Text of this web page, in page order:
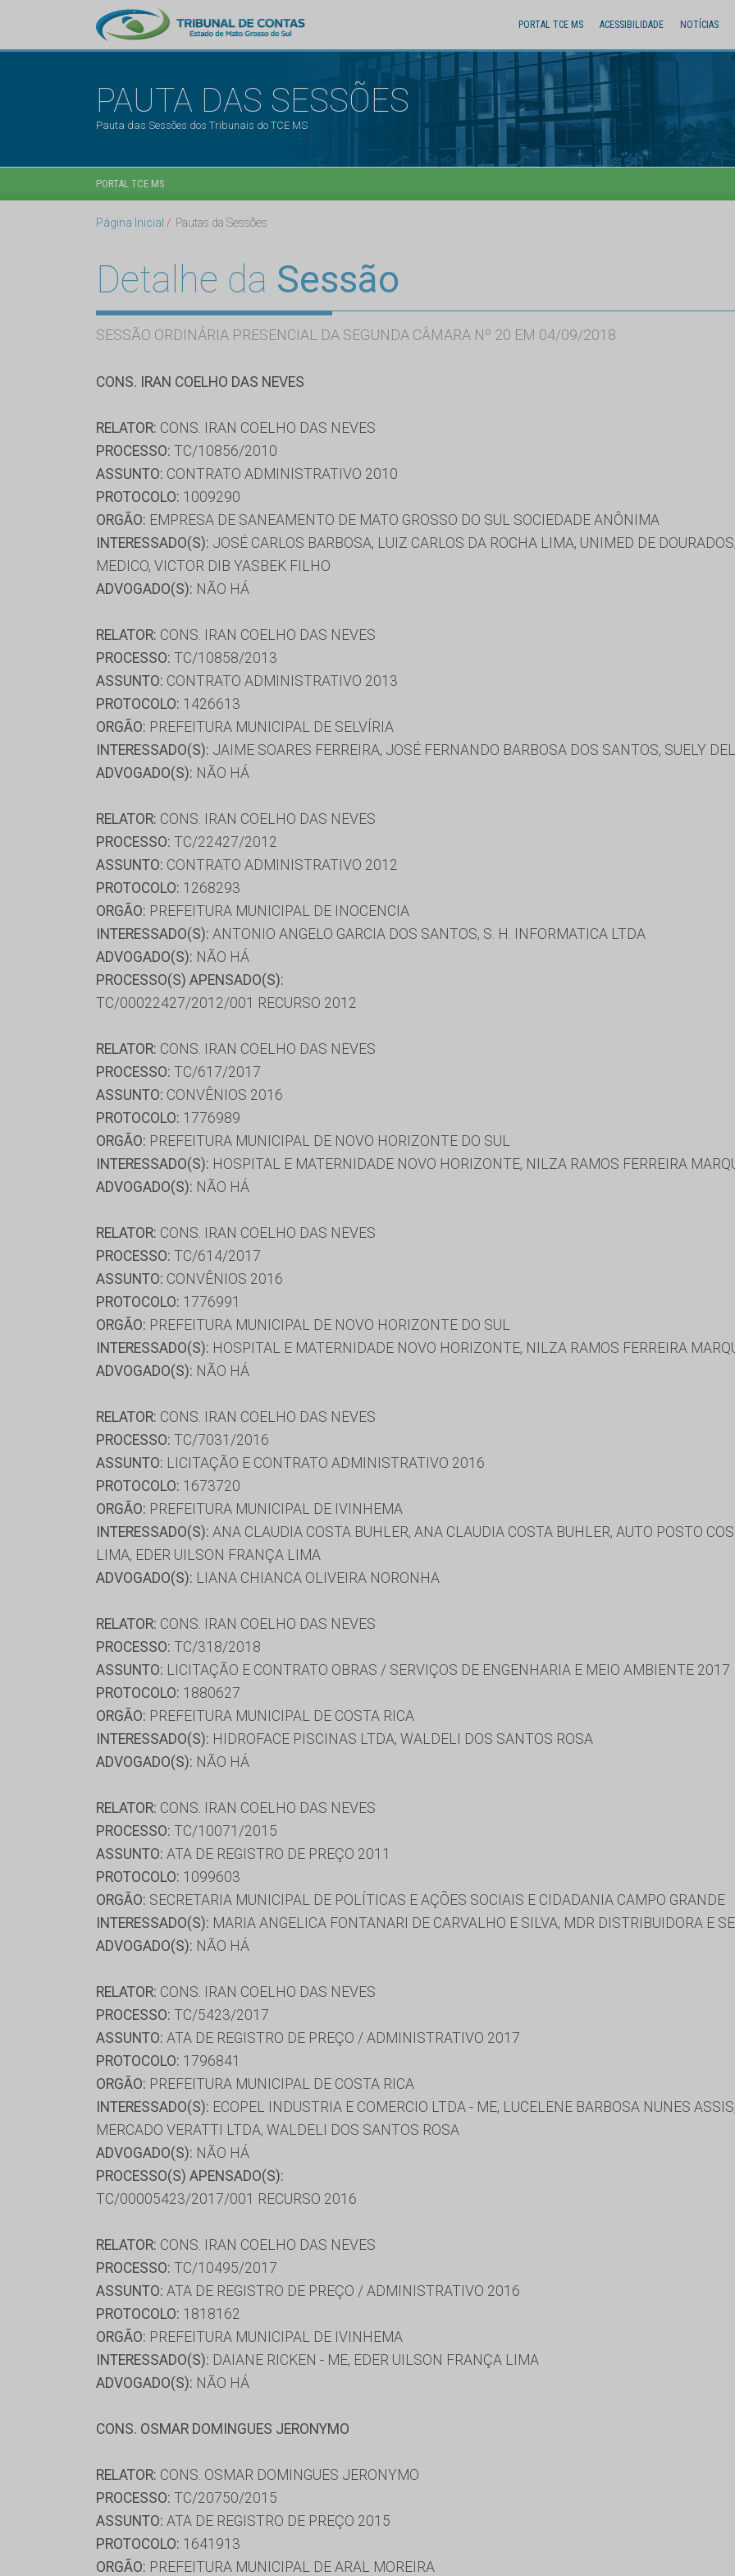
PORTAL TCE MS ACESSIBILIDADE NOTÍCIAS
PAUTA DAS SESSÕES
Pauta das Sessões dos Tribunais do TCE MS
PORTAL TCE MS
Página Inicial Pautas da Sessões
Detalhe da Sessão
SESSÃO ORDINÁRIA PRESENCIAL DA SEGUNDA CÂMARA Nº 20 EM 04/09/2018
CONS. IRAN COELHO DAS NEVES
RELATOR: CONS. IRAN COELHO DAS NEVES
PROCESSO: TC/10856/2010
ASSUNTO: CONTRATO ADMINISTRATIVO 2010
PROTOCOLO: 1009290
ORGÃO: EMPRESA DE SANEAMENTO DE MATO GROSSO DO SUL SOCIEDADE ANÔNIMA
INTERESSADO(S): JOSÉ CARLOS BARBOSA, LUIZ CARLOS DA ROCHA LIMA, UNIMED DE
MEDICO, VICTOR DIB YASBEK FILHO
ADVOGADO(S): NÃO HÁ
RELATOR: CONS. IRAN COELHO DAS NEVES
PROCESSO: TC/10858/2013
ASSUNTO: CONTRATO ADMINISTRATIVO 2013
PROTOCOLO: 1426613
ORGÃO: PREFEITURA MUNICIPAL DE SELVÍRIA
INTERESSADO(S): JAIME SOARES FERREIRA, JOSÉ FERNANDO BARBOSA DOS SANTOS, SUELY
ADVOGADO(S): NÃO HÁ
RELATOR: CONS. IRAN COELHO DAS NEVES
PROCESSO: TC/22427/2012
ASSUNTO: CONTRATO ADMINISTRATIVO 2012
PROTOCOLO: 1268293
ORGÃO: PREFEITURA MUNICIPAL DE INOCENCIA
INTERESSADO(S): ANTONIO ANGELO GARCIA DOS SANTOS, S. H. INFORMATICA LTDA
ADVOGADO(S): NÃO HÁ
PROCESSO(S) APENSADO(S):
TC/00022427/2012/001 RECURSO 2012
RELATOR: CONS. IRAN COELHO DAS NEVES
PROCESSO: TC/617/2017
ASSUNTO: CONVÊNIOS 2016
PROTOCOLO: 1776989
ORGÃO: PREFEITURA MUNICIPAL DE NOVO HORIZONTE DO SUL
INTERESSADO(S): HOSPITAL E MATERNIDADE NOVO HORIZONTE, NILZA RAMOS FERREIRA
ADVOGADO(S): NÃO HÁ
RELATOR: CONS. IRAN COELHO DAS NEVES
PROCESSO: TC/614/2017
ASSUNTO: CONVÊNIOS 2016
PROTOCOLO: 1776991
ORGÃO: PREFEITURA MUNICIPAL DE NOVO HORIZONTE DO SUL
INTERESSADO(S): HOSPITAL E MATERNIDADE NOVO HORIZONTE, NILZA RAMOS FERREIRA
ADVOGADO(S): NÃO HÁ
RELATOR: CONS. IRAN COELHO DAS NEVES
PROCESSO: TC/7031/2016
ASSUNTO: LICITAÇÃO E CONTRATO ADMINISTRATIVO 2016
PROTOCOLO: 1673720
ORGÃO: PREFEITURA MUNICIPAL DE IVINHEMA
INTERESSADO(S): ANA CLAUDIA COSTA BUHLER, ANA CLAUDIA COSTA BUHLER, AUTO POSTO
LIMA, EDER UILSON FRANÇA LIMA
ADVOGADO(S): LIANA CHIANCA OLIVEIRA NORONHA
RELATOR: CONS. IRAN COELHO DAS NEVES
PROCESSO: TC/318/2018
ASSUNTO: LICITAÇÃO E CONTRATO OBRAS / SERVIÇOS DE ENGENHARIA E MEIO AMBIENTE 2017
PROTOCOLO: 1880627
ORGÃO: PREFEITURA MUNICIPAL DE COSTA RICA
INTERESSADO(S): HIDROFACE PISCINAS LTDA, WALDELI DOS SANTOS ROSA
ADVOGADO(S): NÃO HÁ
RELATOR: CONS. IRAN COELHO DAS NEVES
PROCESSO: TC/10071/2015
ASSUNTO: ATA DE REGISTRO DE PREÇO 2011
PROTOCOLO: 1099603
ORGÃO: SECRETARIA MUNICIPAL DE POLÍTICAS E AÇÕES SOCIAIS E CIDADANIA CAMPO GRANDE
INTERESSADO(S): MARIA ANGELICA FONTANARI DE CARVALHO E SILVA, MDR DISTRIBUIDORA E
ADVOGADO(S): NÃO HÁ
RELATOR: CONS. IRAN COELHO DAS NEVES
PROCESSO: TC/5423/2017
ASSUNTO: ATA DE REGISTRO DE PREÇO / ADMINISTRATIVO 2017
PROTOCOLO: 1796841
ORGÃO: PREFEITURA MUNICIPAL DE COSTA RICA
INTERESSADO(S): ECOPEL INDUSTRIA E COMERCIO LTDA - ME, LUCELENE BARBOSA NUNES
MERCADO VERATTI LTDA, WALDELI DOS SANTOS ROSA
ADVOGADO(S): NÃO HÁ
PROCESSO(S) APENSADO(S):
TC/00005423/2017/001 RECURSO 2016
RELATOR: CONS. IRAN COELHO DAS NEVES
PROCESSO: TC/10495/2017
ASSUNTO: ATA DE REGISTRO DE PREÇO / ADMINISTRATIVO 2016
PROTOCOLO: 1818162
ORGÃO: PREFEITURA MUNICIPAL DE IVINHEMA
INTERESSADO(S): DAIANE RICKEN - ME, EDER UILSON FRANÇA LIMA
ADVOGADO(S): NÃO HÁ
CONS. OSMAR DOMINGUES JERONYMO
RELATOR: CONS. OSMAR DOMINGUES JERONYMO
PROCESSO: TC/20750/2015
ASSUNTO: ATA DE REGISTRO DE PREÇO 2015
PROTOCOLO: 1641913
ORGÃO: PREFEITURA MUNICIPAL DE ARAL MOREIRA